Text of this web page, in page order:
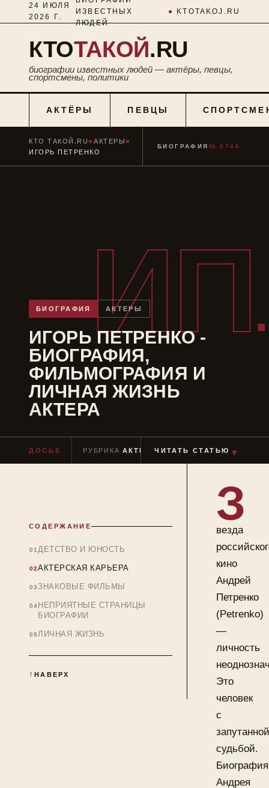
24 ИЮЛЯ
2026 Г.
ИЗВЕСТНЫХ
ЛЮДЕЙ
● KTOTAKOJ.RU
КТОТАКОЙ.RU
биографии известных людей — актёры, певцы,
спортсмены, политики
АКТЁРЫ ПЕВЦЫ
ИП
КТО ТАКОЙ.RU■АКТЕРЫ■
ИГОРЬ ПЕТРЕНКО
БИОГРАФИЯ № 0746
БИОГРАФИЯ АКТЕРЫ
ИГОРЬ ПЕТРЕНКО -
БИОГРАФИЯ,
ФИЛЬМОГРАФИЯ И
ЛИЧНАЯ ЖИЗНЬ
АКТЕРА
ДОСЬЕ РУБРИКААКТЕРЫ ЧТЕНИЕ ≈ 7 МИН
ЧИТАТЬ СТАТЬЮ ▼
СОДЕРЖАНИЕ
ДЕТСТВО И ЮНОСТЬ
АКТЕРСКАЯ КАРЬЕРА
ЗНАКОВЫЕ ФИЛЬМЫ
НЕПРИЯТНЫЕ СТРАНИЦЫ
БИОГРАФИИ
ЛИЧНАЯ ЖИЗНЬ
НАВЕРХ
З
везда
кино
Андрей
Петренко
(Petrenko)
—
личность
Это
человек
с
запутанной
судьбой.
Биография
Андрея